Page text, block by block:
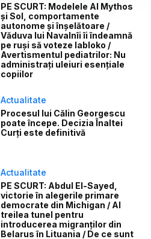
PE SCURT: Modelele AI Mythos
și Sol, comportamente
autonome și înșelătoare /
Văduva lui Navalnîi îi îndeamnă
pe ruși să voteze Iabloko /
Avertismentul pediatrilor: Nu
administrați uleiuri esențiale
copiilor
Actualitate
Procesul lui Călin Georgescu
poate începe. Decizia Înaltei
Curți este definitivă
Actualitate
PE SCURT: Abdul El-Sayed,
victorie în alegerile primare
democrate din Michigan / Al
treilea tunel pentru
introducerea migranților din
Belarus în Lituania / De ce sunt